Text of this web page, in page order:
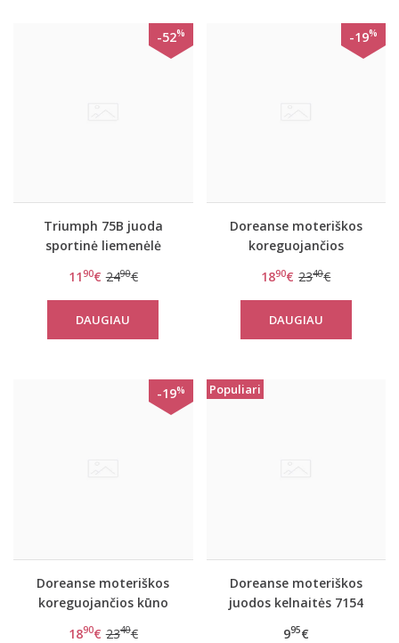
-52%
Triumph 75B juoda
sportinė liemenėlė
1190€ 2490€
DAUGIAU
-19%
Doreanse moteriškos
koreguojančios
liemėniu 5980P
1890€ 2340€
DAUGIAU
-19%
Doreanse moteriškos
koreguojančios kūno
1890€ 2340€
Populiari
Doreanse moteriškos
juodos kelnaitės 7154
995€